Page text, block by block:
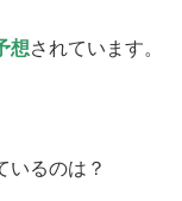
想されています。
いるのは？